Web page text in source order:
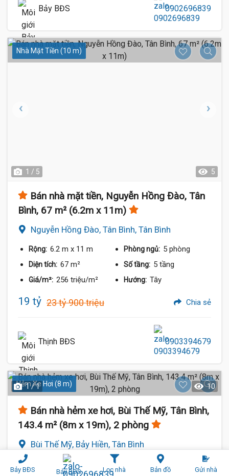
Bảy BĐS Bảy BĐS Lọc nhà Bản đồ Gửi nhà
Bảy BĐS 0902696839
Nhà Mặt Tiền (10 m)
1 / 5 5
Bán nhà mặt tiền, Nguyễn Hồng Đào, Tân
Bình, 67 m² (6.2m x 11m)
Nguyễn Hồng Đào, Tân Bình, Tân Bình
Rộng: 6.2 m x 11 m Phòng ngủ: 5 phòng
Diện tích: 67 m² Số tầng: 5 tầng
Giá/m²: 256 triệu/m² Hướng: Tây
19 tỷ 23 tỷ 900 triệu Chia sẻ
Thịnh BĐS 0903394679
Hẻm Xe Hơi (8 m)
1 / 1 10
Bán nhà hẻm xe hơi, Bùi Thế Mỹ, Tân Bình,
143.4 m² (8m x 19m), 2 phòng
Bùi Thế Mỹ, Bảy Hiền, Tân Bình
x 19 m Phòng ngủ: